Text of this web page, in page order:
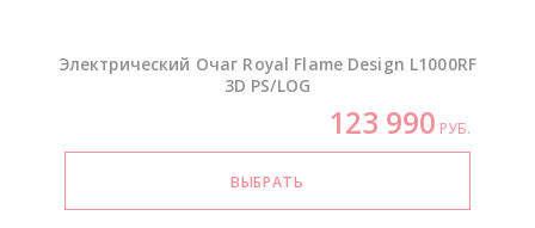
Электрический Очаг Royal Flame Design L1000RF
3D PS/LOG
123 990 РУБ.